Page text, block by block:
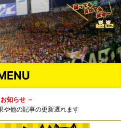
お知らせ －
や他の記事の更新遅れます